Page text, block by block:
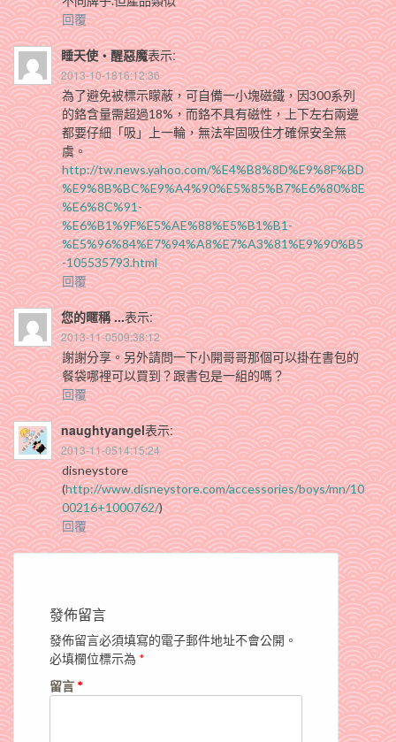
回覆
睡天使‧醒惡魔表示:
2013-10-1816:12:36
為了避免被標示矇蔽，可自備一小塊磁鐵，因300系列
的鉻含量需超過18%，而鉻不具有磁性，上下左右兩邊
都要仔細「吸」上一輪，無法牢固吸住才確保安全無
虞。
http://tw.news.yahoo.com/%E4%B8%8D%E9%8F%BD
%E9%8B%BC%E9%A4%90%E5%85%B7%E6%80%8E
%E6%8C%91-
%E6%B1%9F%E5%AE%88%E5%B1%B1-
%E5%96%84%E7%94%A8%E7%A3%81%E9%90%B5
-105535793.html
回覆
您的暱稱 ...表示:
2013-11-0509:38:12
謝謝分享。另外請問一下小開哥哥那個可以掛在書包的
餐袋哪裡可以買到？跟書包是一組的嗎？
回覆
naughtyangel表示:
2013-11-0514:15:24
disneystore
(http://www.disneystore.com/accessories/boys/mn/10
00216+1000762/)
回覆
發佈留言
發佈留言必須填寫的電子郵件地址不會公開。
必填欄位標示為 *
留言 *